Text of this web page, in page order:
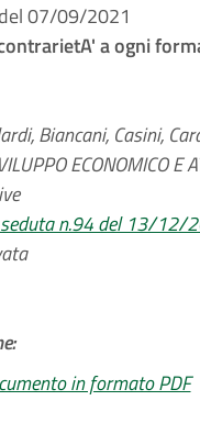
07/09/2021
a ogni
Biancani, Casini,
ECONOMICO E
n.94 del 13/12/
in formato PDF